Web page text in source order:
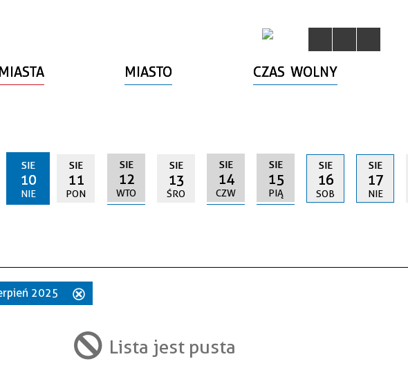
MIASTO CZAS WOLNY
SIE
10
NIE
SIE
11
PON
SIE
12
WTO
SIE
13
ŚRO
SIE
14
CZW
SIE
15
PIĄ
SIE
16
SOB
SIE
17
NIE
2025
filtr
Lista jest pusta